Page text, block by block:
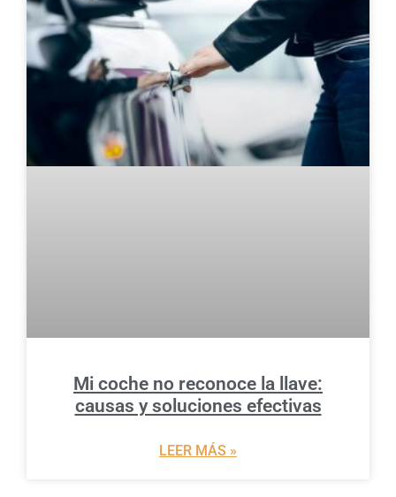
Mi coche no reconoce la llave:
causas y soluciones efectivas
LEER MÁS »